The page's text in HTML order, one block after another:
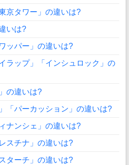
京タワー」の違いは?
いは?
ッパー」の違いは?
ラップ」「インシュロック」の
の違いは?
「パーカッション」の違いは?
ナンシェ」の違いは?
スチナ」の違いは?
ターチ」の違いは?